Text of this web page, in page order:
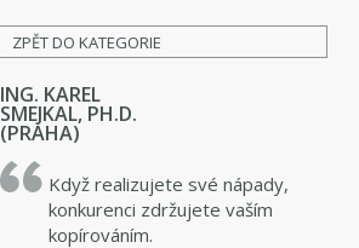
ZPĚT DO KATEGORIE
ING. KAREL
SMEJKAL, PH.D.
(PRAHA)
Když realizujete své nápady,
konkurenci zdržujete vaším
kopírováním.